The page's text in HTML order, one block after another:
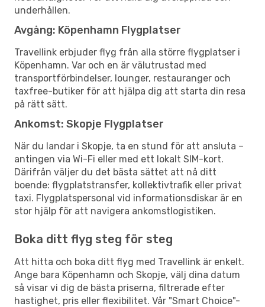
underhållen.
Avgång: Köpenhamn Flygplatser
Travellink erbjuder flyg från alla större flygplatser i
Köpenhamn. Var och en är välutrustad med
transportförbindelser, lounger, restauranger och
taxfree-butiker för att hjälpa dig att starta din resa
på rätt sätt.
Ankomst: Skopje Flygplatser
När du landar i Skopje, ta en stund för att ansluta –
antingen via Wi-Fi eller med ett lokalt SIM-kort.
Därifrån väljer du det bästa sättet att nå ditt
boende: flygplatstransfer, kollektivtrafik eller privat
taxi. Flygplatspersonal vid informationsdiskar är en
stor hjälp för att navigera ankomstlogistiken.
Boka ditt flyg steg för steg
Att hitta och boka ditt flyg med Travellink är enkelt.
Ange bara Köpenhamn och Skopje, välj dina datum
så visar vi dig de bästa priserna, filtrerade efter
hastighet, pris eller flexibilitet. Vår "Smart Choice"-